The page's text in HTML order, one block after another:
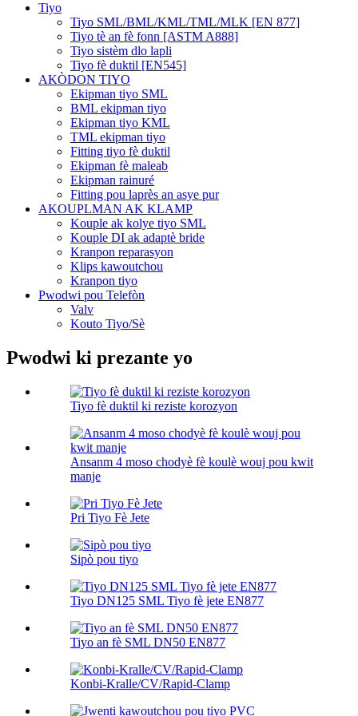
Tiyo
Tiyo SML/BML/KML/TML/MLK [EN 877]
Tiyo tè an fè fonn [ASTM A888]
Tiyo sistèm dlo lapli
Tiyo fè duktil [EN545]
AKÒDON TIYO
Ekipman tiyo SML
BML ekipman tiyo
Ekipman tiyo KML
TML ekipman tiyo
Fitting tiyo fè duktil
Ekipman fè maleab
Ekipman rainuré
Fitting pou laprès an asye pur
AKOUPLMAN AK KLAMP
Kouple ak kolye tiyo SML
Kouple DI ak adaptè bride
Kranpon reparasyon
Klips kawoutchou
Kranpon tiyo
Pwodwi pou Telefòn
Valv
Kouto Tiyo/Sè
Pwodwi ki prezante yo
Tiyo fè duktil ki reziste korozyon
Ansanm 4 moso chodyè fè koulè wouj pou kwit
manje
Pri Tiyo Fè Jete
Sipò pou tiyo
Tiyo DN125 SML Tiyo fè jete EN877
Tiyo an fè SML DN50 EN877
Konbi-Kralle/CV/Rapid-Clamp